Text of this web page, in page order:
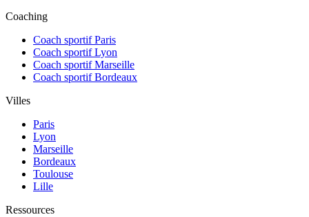
Coaching
Coach sportif Paris
Coach sportif Lyon
Coach sportif Marseille
Coach sportif Bordeaux
Villes
Paris
Lyon
Marseille
Bordeaux
Toulouse
Lille
Ressources